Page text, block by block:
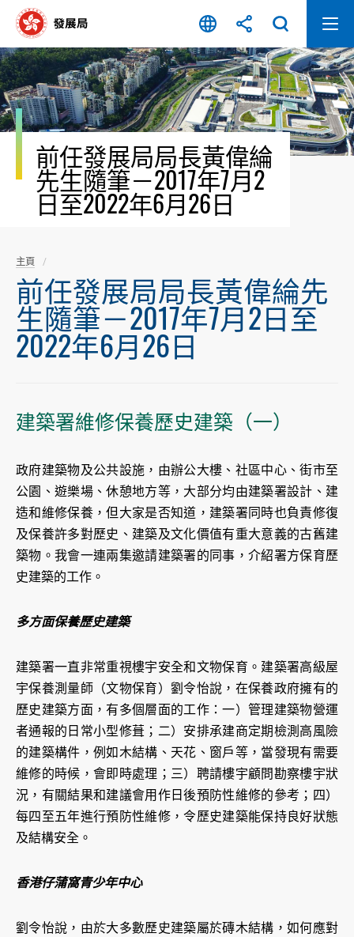
容
開
始
前任發展局局長黃偉綸
先生隨筆－2017年7月2
日至2022年6月26日
主頁
前任發展局局長黃偉綸先
生隨筆－2017年7月2日至
2022年6月26日
建築署維修保養歷史建築（一）
政府建築物及公共設施，由辦公大樓、社區中心、街市至
公園、遊樂場、休憩地方等，大部分均由建築署設計、建
造和維修保養，但大家是否知道，建築署同時也負責修復
及保養許多對歷史、建築及文化價值有重大意義的古舊建
築物。我會一連兩集邀請建築署的同事，介紹署方保育歷
史建築的工作。
多方面保養歷史建築
建築署一直非常重視樓宇安全和文物保育。建築署高級屋
宇保養測量師（文物保育）劉令怡說，在保養政府擁有的
歷史建築方面，有多個層面的工作：一）管理建築物營運
者通報的日常小型修葺；二）安排承建商定期檢測高風險
的建築構件，例如木結構、天花、窗戶等，當發現有需要
維修的時候，會即時處理；三）聘請樓宇顧問勘察樓宇狀
況，有關結果和建議會用作日後預防性維修的參考；四）
每四至五年進行預防性維修，令歷史建築能保持良好狀態
及結構安全。
香港仔蒲窩青少年中心
劉令怡說，由於大多數歷史建築屬於磚木結構，如何應對